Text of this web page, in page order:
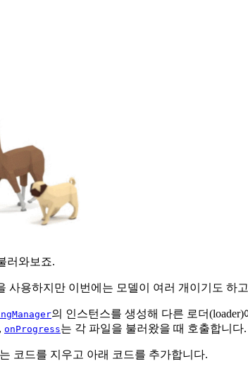
러와보죠.
사용하지만 이번에는 모델이 여러 개이기도 하
의 인스턴스를 생성해 다른 로더
onProgress는 각 파일을 불러왔을 때 호출합니다.
코드를 지우고 아래 코드를 추가합니다.